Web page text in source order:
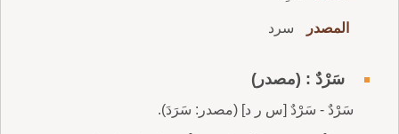
المصدر سرد
سَرْدٌ : (مصدر)
سَرْدٌ - سَرْدٌ [س ر د] (مصدر: سَرَدَ).